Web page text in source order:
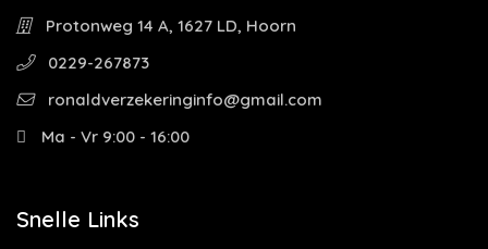
Protonweg 14 A, 1627 LD, Hoorn
0229-267873
ronaldverzekeringinfo@gmail.com
Ma - Vr 9:00 - 16:00
Snelle Links